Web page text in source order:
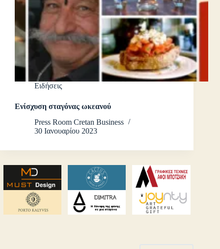
Ειδήσεις
Ενίσχυση σταγόνας ωκεανού
Press Room Cretan Business
30 Ιανουαρίου 2023